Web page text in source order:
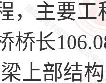
，主要
桥长
上部结构